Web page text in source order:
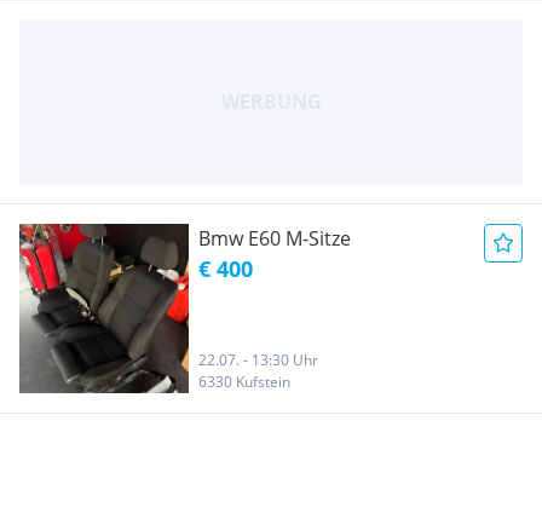
Bmw E60 M-Sitze
€ 400
22.07. - 13:30 Uhr
6330 Kufstein